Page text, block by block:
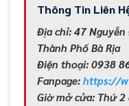
Thông Tin Liên
Địa chỉ: 47
Thành Phố Bà Rịa
Điện thoại: 0938
Fanpage: https://
Giờ mở cửa: Thứ